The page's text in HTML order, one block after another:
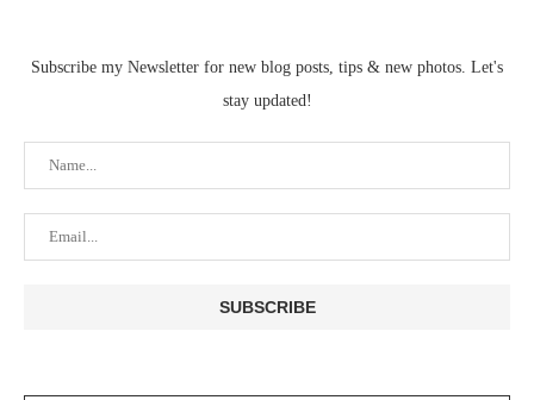
Subscribe my Newsletter for new blog posts, tips & new photos. Let's
stay updated!